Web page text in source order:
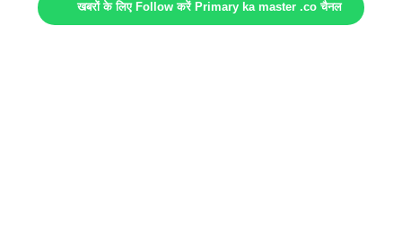
खबरों के लिए Follow करें Primary ka master .co चैनल